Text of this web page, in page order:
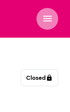
menu
Closed lock